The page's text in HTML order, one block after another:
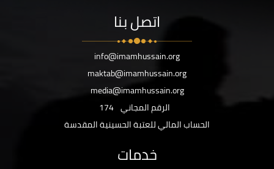
اتصل بنا
info@imamhussain.org
maktab@imamhussain.org
media@imamhussain.org
الرقم المجاني 174
الحساب المالي للعتبة الحسينية المقدسة
خدمات